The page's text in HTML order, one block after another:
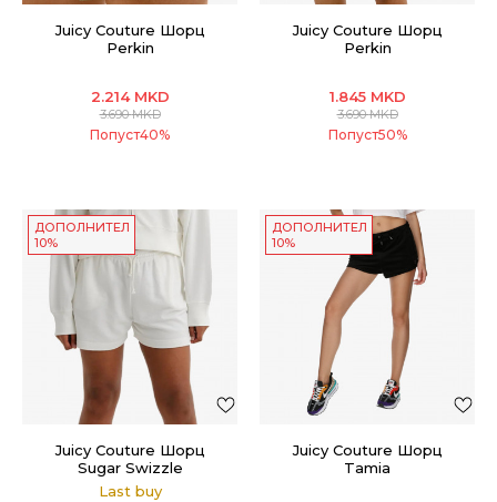
Juicy Couture Шорц
Perkin
2.214 MKD
3.690MKD
Попуст40%
Juicy Couture Шорц
Perkin
1.845 MKD
3.690MKD
Попуст50%
ДОПОЛНИТЕЛНИ
10%
Juicy Couture Шорц
Sugar Swizzle
Last buy
ДОПОЛНИТЕЛНИ
10%
Juicy Couture Шорц
Tamia